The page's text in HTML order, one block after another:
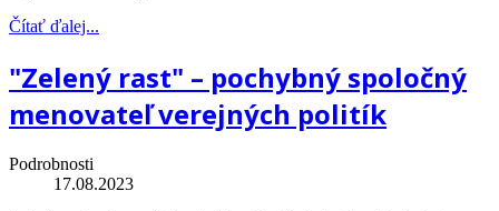
Čítať ďalej...
"Zelený rast" – pochybný spoločný
menovateľ verejných politík
Podrobnosti
17.08.2023